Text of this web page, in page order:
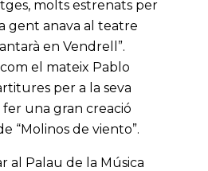
molts estrenats per
gent anava al teatre
en Vendrell”.
el mateix Pablo
per a la seva
una gran creació
“Molinos de viento”.
al Palau de la Música